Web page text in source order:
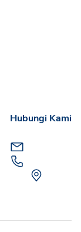
Hubungi Kami